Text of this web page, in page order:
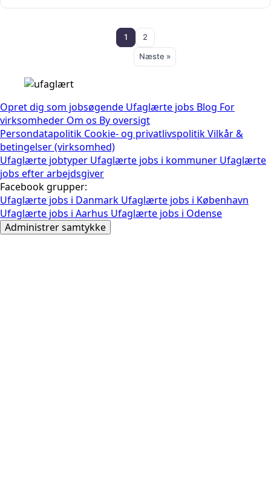
1
2
Næste »
Opret dig som jobsøgende Ufaglærte jobs Blog For
virksomheder Om os By oversigt
Persondatapolitik Cookie- og privatlivspolitikVilkår &
betingelser (virksomhed)
Ufaglærte jobtyper Ufaglærte jobs i kommuner Ufaglærte
jobs efter arbejdsgiver
Facebook grupper:
Ufaglærte jobs i Danmark Ufaglærte jobs i København
Ufaglærte jobs i Aarhus Ufaglærte jobs i Odense
Administrer samtykke